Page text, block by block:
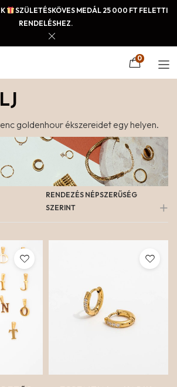
SZÜLETÉSKÖVES MEDÁL 25 000 FT FELETTI
RENDELÉSHEZ.
0
goldenhour ékszereidet egy helyen.
RENDEZÉS NÉPSZERŰSÉG
SZERINT